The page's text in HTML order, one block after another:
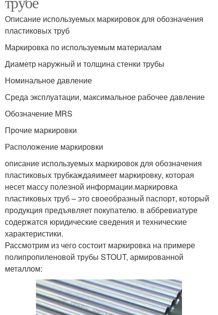
Описание используемых маркировок для обозначения
пластиковых труб
Маркировка по используемым материалам
Диаметр наружный и толщина стенки трубы
Номинальное давление
Среда эксплуатации, максимальное рабочее давление
Обозначение MRS
Прочие маркировки
Расположение маркировки
описание используемых маркировок для обозначения
пластиковых трубкаждаяимеет маркировку, которая
несет массу полезной информации.маркировка
пластиковых труб – это своеобразный паспорт, который
продукция предъявляет покупателю. в аббревиатуре
содержатся юридические сведения и технические
характеристики.
Рассмотрим из чего состоит маркировка на примере
полипропиленовой трубы STOUT, армированной
металлом: